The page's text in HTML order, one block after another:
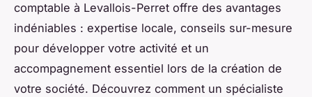
comptable à Levallois-Perret offre des avantages
indéniables : expertise locale, conseils sur-mesure
pour développer votre activité et un
accompagnement essentiel lors de la création de
votre société. Découvrez comment un spécialiste